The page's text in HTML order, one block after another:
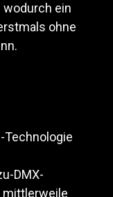
ein
ohne
Technologie
DMX-
mittlerweile